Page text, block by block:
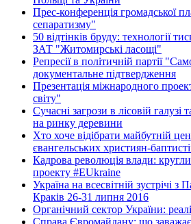
Прес-конференція громадської
сепаратизму"
50 відтінків бруду: технології
ЗАТ "Житомирські ласощі"
Репресії в політичній партії
документальне підтвердження
Презентація міжнародного
світу"
Сучасні загрози в лісовій галузі
на ринку деревини
Хто хоче відібрати майбутній
євангельських християн-
Кадрова революція влади:
проекту #EUkraine
Україна на всесвітній зустрічі
Краків 26-31 липня 2016
Органічний сектор України:
Справа Євромайдану: що